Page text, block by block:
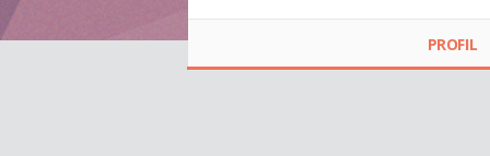
PROFIL